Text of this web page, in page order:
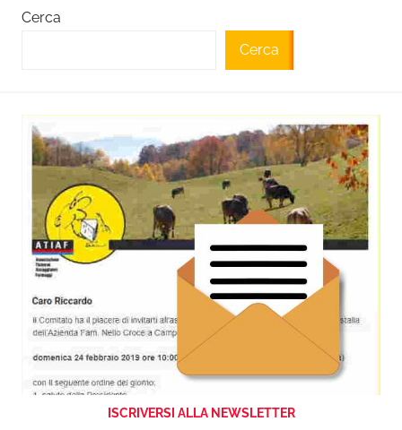
Cerca
Cerca
ISCRIVERSI ALLA NEWSLETTER